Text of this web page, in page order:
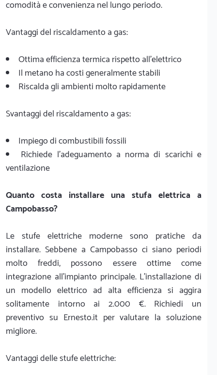
comodità e convenienza nel lungo periodo.
Vantaggi del riscaldamento a gas:
Ottima efficienza termica rispetto all'elettrico
Il metano ha costi generalmente stabili
Riscalda gli ambienti molto rapidamente
Svantaggi del riscaldamento a gas:
Impiego di combustibili fossili
Richiede l'adeguamento a norma di scarichi e
ventilazione
Quanto costa installare una stufa elettrica a
Campobasso?
Le stufe elettriche moderne sono pratiche da
installare. Sebbene a Campobasso ci siano periodi
molto freddi, possono essere ottime come
integrazione all'impianto principale. L'installazione di
un modello elettrico ad alta efficienza si aggira
solitamente intorno ai 2.000 €. Richiedi un
preventivo su Ernesto.it per valutare la soluzione
migliore.
Vantaggi delle stufe elettriche: